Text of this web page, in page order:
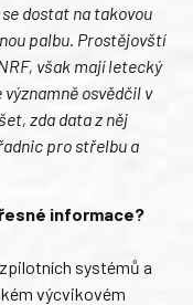
dostat na takovou
palbu. Prostějovští
však mají letecký
osvědčil v
zda data z něj
pro střelbu a
informace?
systémů a
výcvikovém